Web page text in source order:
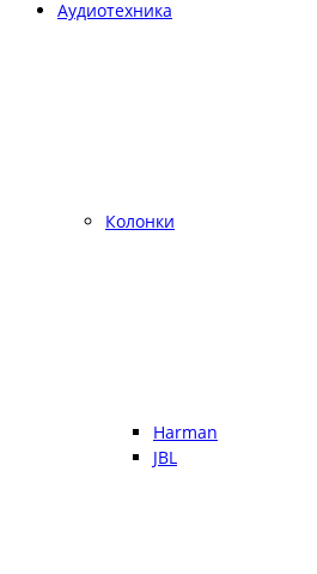
Аудиотехника
Колонки
Harman
JBL